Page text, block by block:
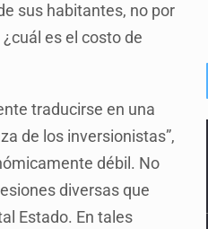
sus habitantes, no por
es el costo de
traducirse en una
de los inversionistas”,
débil. No
diversas que
Estado. En tales